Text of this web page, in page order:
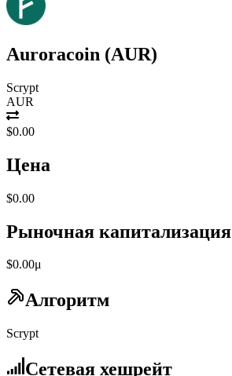
Auroracoin (AUR)
Scrypt
AUR
$0.00
Цена
$0.00
Рыночная капитализация
$0.00μ
Алгоритм
Scrypt
Сетевая хешрейт